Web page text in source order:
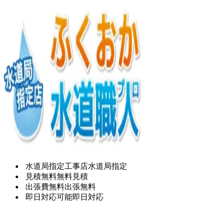
水道局指定工事店水道局指定
見積無料無料見積
出張費無料出張無料
即日対応可能即日対応